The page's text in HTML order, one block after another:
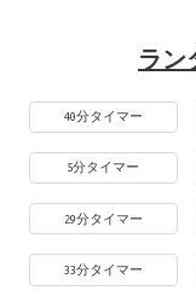
ラン
40分タイマー
5分タイマー
29分タイマー
33分タイマー